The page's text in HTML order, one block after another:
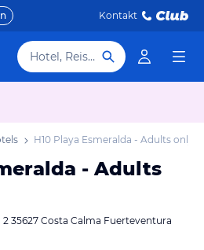
Kontakt
Hotel, Reiseziel
H10 Playa Esmeralda - Adults only
- Adults
35627 Costa Calma Fuerteventura